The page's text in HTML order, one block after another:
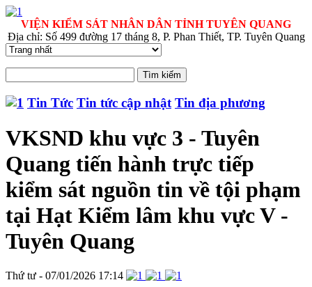
VIỆN KIỂM SÁT NHÂN DÂN TỈNH TUYÊN QUANG
Địa chỉ: Số 499 đường 17 tháng 8, P. Phan Thiết, TP. Tuyên Quang
Tin Tức Tin tức cập nhật Tin địa phương
VKSND khu vực 3 - Tuyên
Quang tiến hành trực tiếp
kiểm sát nguồn tin về tội phạm
tại Hạt Kiểm lâm khu vực V -
Tuyên Quang
Thứ tư - 07/01/2026 17:14